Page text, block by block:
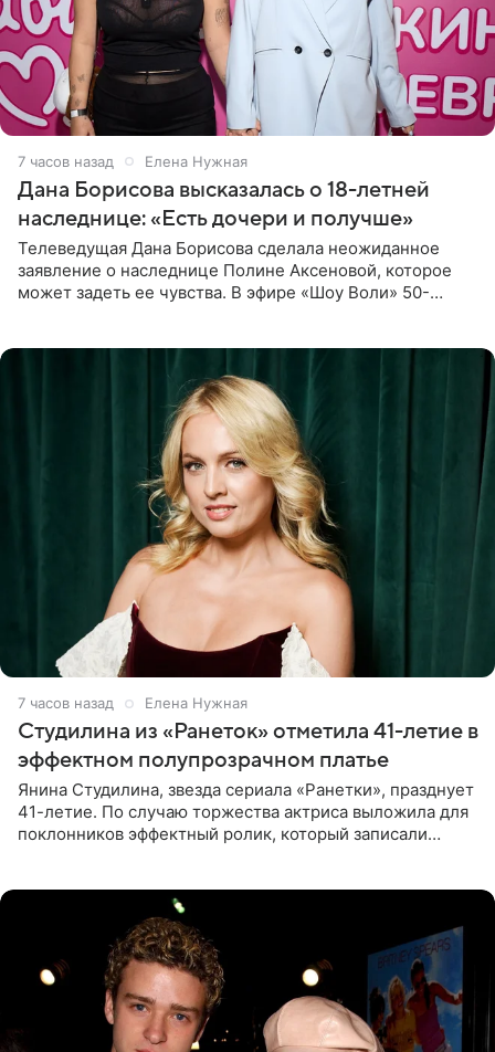
7 часов назад Елена Нужная
Дана Борисова высказалась о 18-летней
наследнице: «Есть дочери и получше»
Телеведущая Дана Борисова сделала неожиданное
заявление о наследнице Полине Аксеновой, которое
может задеть ее чувства. В эфире «Шоу Воли» 50-
7 часов назад Елена Нужная
Студилина из «Ранеток» отметила 41-летие в
эффектном полупрозрачном платье
Янина Студилина, звезда сериала «Ранетки», празднует
41-летие. По случаю торжества актриса выложила для
поклонников эффектный ролик, который записали